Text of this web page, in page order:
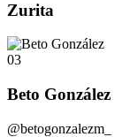
Zurita
03
Beto González
@betogonzalezm_